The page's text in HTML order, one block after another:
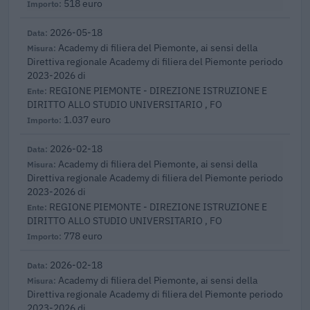
518 euro
2026-05-18
Academy di filiera del Piemonte, ai sensi della
Direttiva regionale Academy di filiera del Piemonte periodo
2023-2026 di
REGIONE PIEMONTE - DIREZIONE ISTRUZIONE E
DIRITTO ALLO STUDIO UNIVERSITARIO , FO
1.037 euro
2026-02-18
Academy di filiera del Piemonte, ai sensi della
Direttiva regionale Academy di filiera del Piemonte periodo
2023-2026 di
REGIONE PIEMONTE - DIREZIONE ISTRUZIONE E
DIRITTO ALLO STUDIO UNIVERSITARIO , FO
778 euro
2026-02-18
Academy di filiera del Piemonte, ai sensi della
Direttiva regionale Academy di filiera del Piemonte periodo
2023-2026 di